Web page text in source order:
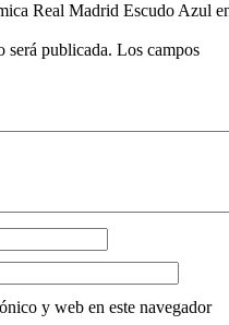
Real Madrid Escudo Azul
será publicada. Los campos
y web en este navegador